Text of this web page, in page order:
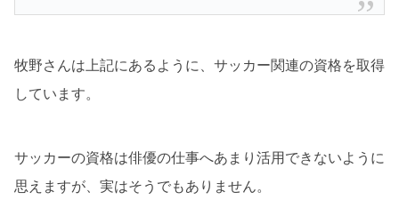
牧野さんは上記にあるように、サッカー関連の資格を取得
しています。
サッカーの資格は俳優の仕事へあまり活用できないように
思えますが、実はそうでもありません。